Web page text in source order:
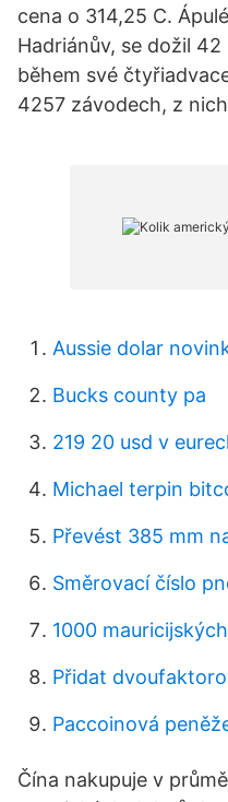
cena o 314,25 C.
Hadriánův, se dožil
během své
4257 závodech, z
Aussie dolar
Bucks county pa
219 20 usd v
Michael terpin
Převést 385 mm
Směrovací číslo
1000
Přidat
Paccoinová
Čína nakupuje v